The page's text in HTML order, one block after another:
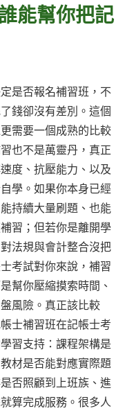
能幫你把記
是否報名補習班，不
錢卻沒有差別。這個
需要一個成熟的比較
也不是萬靈丹，真正
度、抗壓能力、以及
學。如果你本身已經
持續大量刷題、也能
習；但若你是離開學
法規與會計整合沒把
考試對你來說，補習
幫你壓縮摸索時間、
風險。真正該比較
士補習班在記帳士考
習支持：課程架構是
材是否能對應實際題
否照顧到上班族、進
算完成服務。很多人